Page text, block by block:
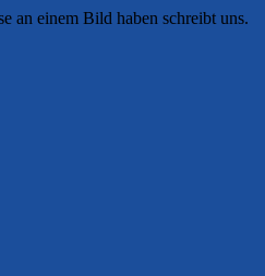
an einem Bild haben schreibt uns.